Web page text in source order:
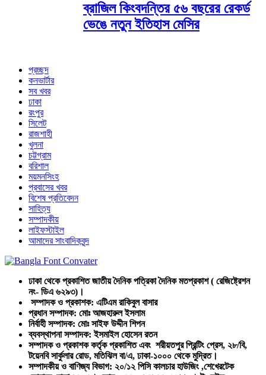
ব্রাজিল কিংবদন্তির ৫৬ বছরের রেকর্ড
ভেঙে নতুন ইতিহাস মেসির
প্রচ্ছদ
কনভার্টার
সব খবর
ঢাকা
রংপুর
সিলেট
রাজশাহী
খুলনা
চট্টগ্রাম
বরিশাল
ময়মনসিংহ
প্রবাসের খবর
বিশেষ প্রতিবেদন
সাহিত্য
সম্পাদকীয়
লাইফস্টাইল
আমাদের সাংবাদিকবৃন্দ
ঢাকা থেকে প্রকাশিত জাতীয় দৈনিক পত্রিকা দৈনিক মতপ্রকাশ ( রেজিষ্ট্রেশন
নং- ডিএ ৬২৯৩)।
সম্পাদক ও প্রকাশক: এটিএম রাকিবুল বাসার
প্রধান সম্পাদক: মোঃ আজহারুল ইসলাম
নির্বাহী সম্পাদক: মোঃ সাইফ উদ্দীন শিপন
ব্যবস্থাপনা সম্পাদক: ইসমাইল হোসেন রতন
সম্পাদক ও প্রকাশক কর্তৃক প্রকাশিত এবং শরীয়তপুর প্রিন্টিং প্রেস, ২৮/বি,
টয়েনবি সার্কুলার রোড, মতিঝিল বা/এ, ঢাকা-১০০০ থেকে মুদ্রিত।
সম্পাদকীয় ও বাণিজ্য বিভাগ: ২০/১২ পিসি কালচার হাউজিং ,শেখেরটেক